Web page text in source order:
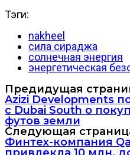
Тэги:
nakheel
сила сираджа
солнечная энергия
энергетическая
Предидущая
Azizi Developments
с Dubai South о
футов земли
Следующая
Финтех-компания